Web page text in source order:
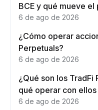
BCE y qué mueve el
6 de ago de 2026
¿Cómo operar
Perpetuals?
6 de ago de 2026
¿Qué son los
qué operar con
6 de ago de 2026